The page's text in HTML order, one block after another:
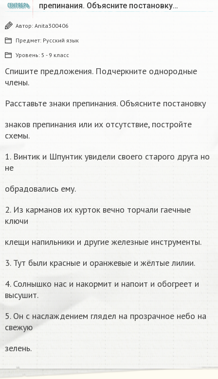
СЕНТЯБРЬ
препинания. Объясните постановку…
Автор: Anita300406
Предмет: Русский язык
Уровень: 5 - 9 класс
Спишите предложения. Подчеркните однородные
члены.
Расставьте знаки препинания. Объясните постановку
знаков препинания или их отсутствие, постройте
схемы.
1. Винтик и Шпунтик увидели своего старого друга но
не
обрадовались ему.
2. Из карманов их курток вечно торчали гаечные
ключи
клещи напильники и другие железные инструменты.
3. Тут были красные и оранжевые и жёлтые лилии.
4. Солнышко нас и накормит и напоит и обогреет и
высушит.
5. Он с наслаждением глядел на прозрачное небо на
свежую
зелень.